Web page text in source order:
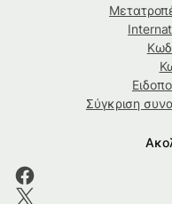
Σύγκριση